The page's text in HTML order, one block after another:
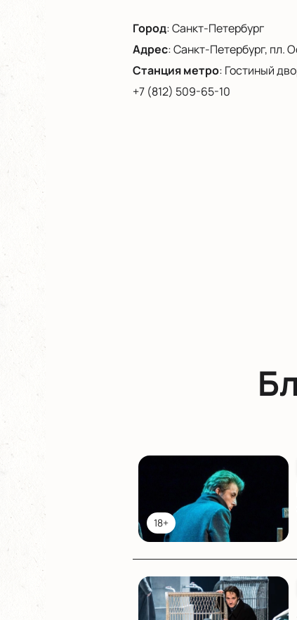
Город:Санкт-Петербург
Адрес:Санкт-Петербург, пл.
Станция метро: Гостиный
+7 (812) 509-65-10
18+